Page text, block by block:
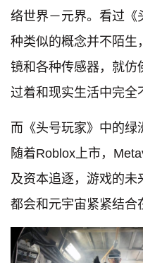
络世界－元界。看过《
种类似的概念并不陌生
镜和各种传感器，就仿
过着和现实生活中完全
而《头号玩家》中的绿
随着Roblox上市，
及资本追逐， 游戏的未
都会和元宇宙紧紧结合